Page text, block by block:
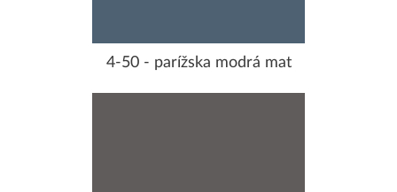
4-50 - parížska modrá mat